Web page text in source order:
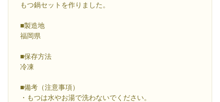
もつ鍋セットを作りました。
■製造地
福岡県
■保存方法
冷凍
■備考（注意事項）
・もつは水やお湯で洗わないでください。